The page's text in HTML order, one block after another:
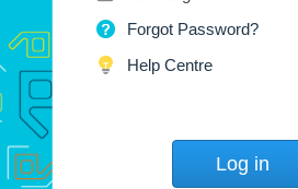
Forgot Password?
Help Centre
Log in